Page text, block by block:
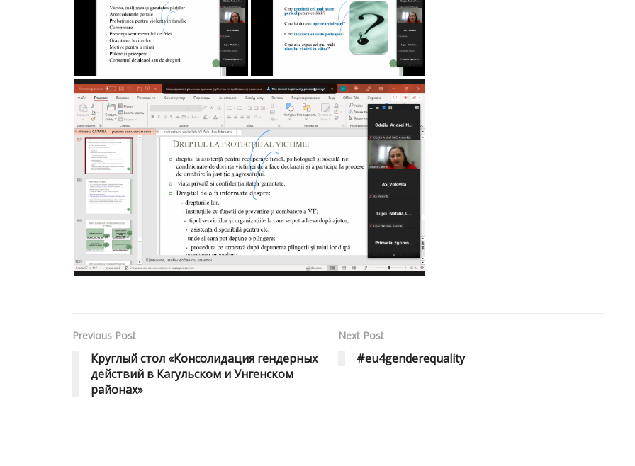
Previous Post
Круглый стол «Консолидация гендерных
действий в Кагульском и Унгенском
районах»
Next Post
#eu4genderequality